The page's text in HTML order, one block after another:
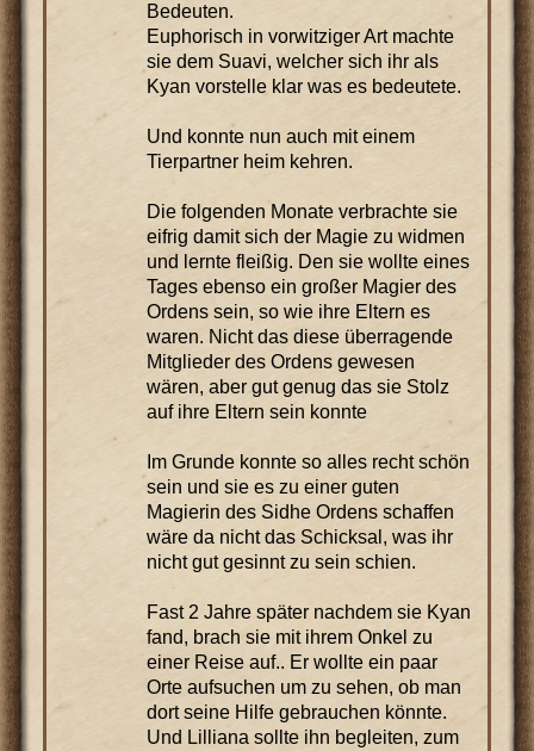
Bedeuten.
Euphorisch in vorwitziger Art machte
sie dem Suavi, welcher sich ihr als
Kyan vorstelle klar was es bedeutete.
Und konnte nun auch mit einem
Tierpartner heim kehren.
Die folgenden Monate verbrachte sie
eifrig damit sich der Magie zu widmen
und lernte fleißig. Den sie wollte eines
Tages ebenso ein großer Magier des
Ordens sein, so wie ihre Eltern es
waren. Nicht das diese überragende
Mitglieder des Ordens gewesen
wären, aber gut genug das sie Stolz
auf ihre Eltern sein konnte
Im Grunde konnte so alles recht schön
sein und sie es zu einer guten
Magierin des Sidhe Ordens schaffen
wäre da nicht das Schicksal, was ihr
nicht gut gesinnt zu sein schien.
Fast 2 Jahre später nachdem sie Kyan
fand, brach sie mit ihrem Onkel zu
einer Reise auf.. Er wollte ein paar
Orte aufsuchen um zu sehen, ob man
dort seine Hilfe gebrauchen könnte.
Und Lilliana sollte ihn begleiten, zum